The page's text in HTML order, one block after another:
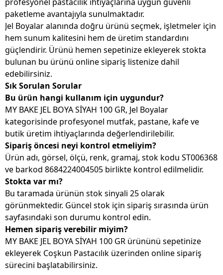
paketleme avantajıyla sunulmaktadır.
Jel Boyalar alanında doğru ürünü seçmek, işletmeler için
hem sunum kalitesini hem de üretim standardını
güçlendirir. Ürünü hemen sepetinize ekleyerek stokta
bulunan bu ürünü online sipariş listenize dahil
edebilirsiniz.
Sık Sorulan Sorular
Bu ürün hangi kullanım için uygundur?
MY BAKE JEL BOYA SİYAH 100 GR, Jel Boyalar
kategorisinde profesyonel mutfak, pastane, kafe ve
butik üretim ihtiyaçlarında değerlendirilebilir.
Sipariş öncesi neyi kontrol etmeliyim?
Ürün adı, görsel, ölçü, renk, gramaj, stok kodu ST006368
ve barkod 8684224004505 birlikte kontrol edilmelidir.
Stokta var mı?
Bu taramada ürünün stok sinyali 25 olarak
görünmektedir. Güncel stok için sipariş sırasında ürün
sayfasındaki son durumu kontrol edin.
Hemen sipariş verebilir miyim?
MY BAKE JEL BOYA SİYAH 100 GR ürününü sepetinize
ekleyerek Coşkun Pastacılık üzerinden online sipariş
sürecini başlatabilirsiniz.